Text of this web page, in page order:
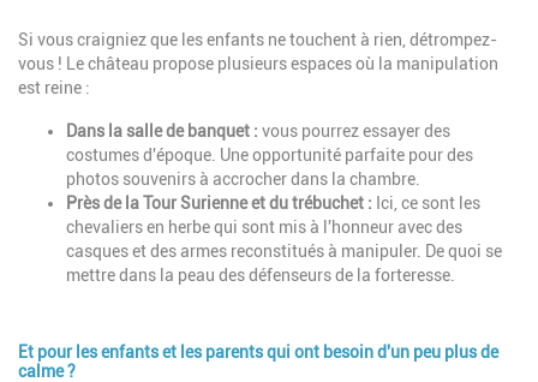
Description
Si vous craigniez que les enfants ne touchent à rien, détrompez-
vous ! Le château propose plusieurs espaces où la manipulation
est reine :
Dans la salle de banquet : vous pourrez essayer des
costumes d'époque. Une opportunité parfaite pour des
photos souvenirs à accrocher dans la chambre.
Près de la Tour Surienne et du trébuchet : Ici, ce sont les
chevaliers en herbe qui sont mis à l'honneur avec des
casques et des armes reconstitués à manipuler. De quoi se
mettre dans la peau des défenseurs de la forteresse.
Description
Et pour les enfants et les parents qui ont besoin d'un peu plus de
calme ?